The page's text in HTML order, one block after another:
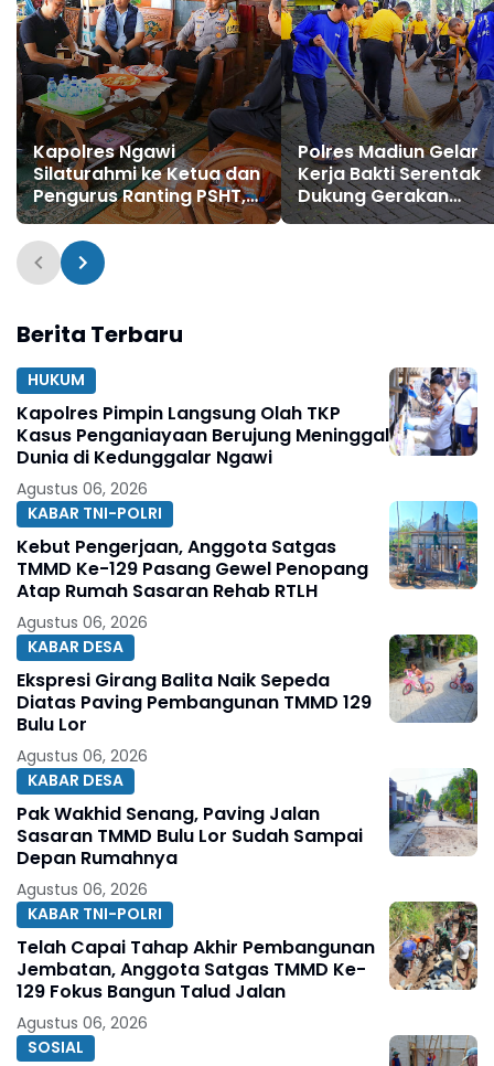
Kapolres Ngawi
Silaturahmi ke Ketua dan
Pengurus Ranting PSHT,
Jaga Kondusifitas
Kamtibmas
Polres Madiun Gelar
Kerja Bakti Serentak
Dukung Gerakan
Indonesia Asri di
Berita Terbaru
HUKUM
Kapolres Pimpin Langsung Olah TKP
Kasus Penganiayaan Berujung Meninggal
Dunia di Kedunggalar Ngawi
Agustus 06, 2026
KABAR TNI-POLRI
Kebut Pengerjaan, Anggota Satgas
TMMD Ke-129 Pasang Gewel Penopang
Atap Rumah Sasaran Rehab RTLH
Agustus 06, 2026
KABAR DESA
Ekspresi Girang Balita Naik Sepeda
Diatas Paving Pembangunan TMMD 129
Bulu Lor
Agustus 06, 2026
KABAR DESA
Pak Wakhid Senang, Paving Jalan
Sasaran TMMD Bulu Lor Sudah Sampai
Depan Rumahnya
Agustus 06, 2026
KABAR TNI-POLRI
Telah Capai Tahap Akhir Pembangunan
Jembatan, Anggota Satgas TMMD Ke-
129 Fokus Bangun Talud Jalan
Agustus 06, 2026
SOSIAL